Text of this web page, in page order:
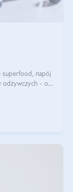
superfood, napój
odżywczych - o